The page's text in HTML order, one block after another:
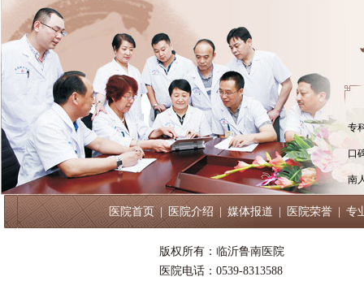
专
口
南
医院首页 | 医院介绍 媒体报道 医院荣誉 专
版权所有：临沂鲁南医院
医院电话：0539-8313588